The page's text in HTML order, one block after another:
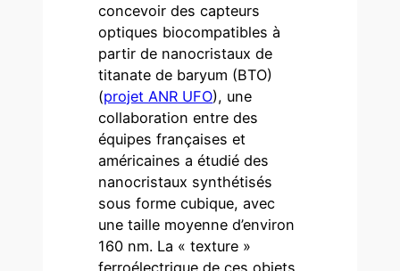
concevoir des capteurs
optiques biocompatibles à
partir de nanocristaux de
titanate de baryum (BTO)
(projet ANR UFO), une
collaboration entre des
équipes françaises et
américaines a étudié des
nanocristaux synthétisés
sous forme cubique, avec
une taille moyenne d’environ
160 nm. La « texture »